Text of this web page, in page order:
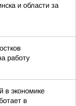
и области за
работу
в экономике
в